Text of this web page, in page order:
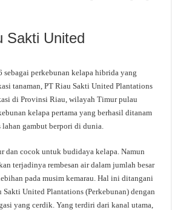
Sakti United
perkebunan kelapa hibrida yang
tanaman, PT Riau Sakti United Plantations
di Provinsi Riau, wilayah Timur pulau
kelapa pertama yang berhasil ditanam
gambut berpori di dunia.
dan cocok untuk budidaya kelapa. Namun
terjadinya rembesan air dalam jumlah besar
pada musim kemarau. Hal ini ditangani
Sakti United Plantations (Perkebunan) dengan
yang cerdik. Yang terdiri dari kanal utama,